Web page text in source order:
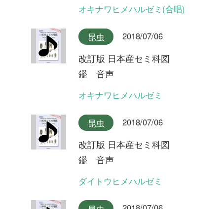
改訂版 日本産セミ科図
鑑 音声
ハルゼミ(合唱)
昆虫 2018/07/06
鑑 音声
ハルゼミ
昆虫 2018/07/06
改訂版 日本産セミ科図
大島産(合唱)